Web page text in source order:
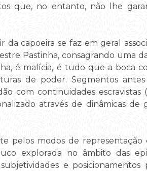
que, no entanto, não lhe
capoeira se faz em geral
Pastinha, consagrando uma
é malícia, é tudo que a boca
de poder. Segmentos antes
com continuidades escravistas
através de dinâmicas de
pelos modos de representação
explorada no âmbito das
e